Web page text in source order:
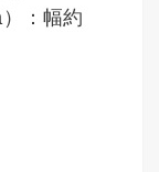
：幅約